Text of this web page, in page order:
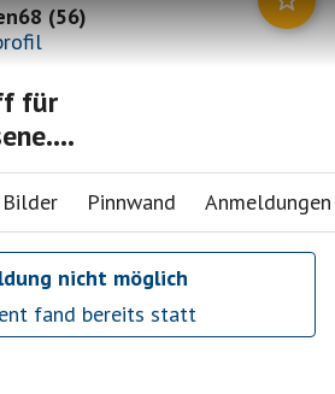
(56)
für
Bilder Pinnwand Anmeldungen
nicht möglich
fand bereits statt